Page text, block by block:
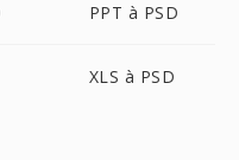
PPT à PSD
XLS à PSD